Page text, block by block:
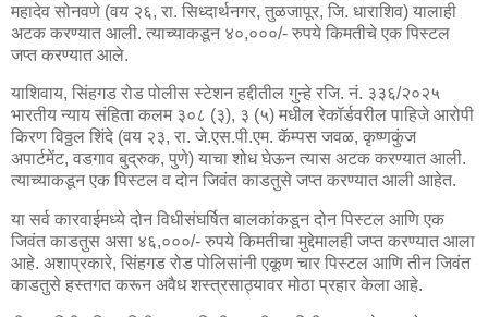
महादेव सोनवणे (वय २६, रा. सिध्दार्थनगर, तुळजापूर, जि. धाराशिव) यालाही
अटक करण्यात आली. त्याच्याकडून ४०,०००/- रुपये किमतीचे एक पिस्टल
जप्त करण्यात आले.
याशिवाय, सिंहगड रोड पोलीस स्टेशन हद्दीतील गुन्हे रजि. नं. ३३६/२०२५
भारतीय न्याय संहिता कलम ३०८ (३), ३ (५) मधील रेकॉर्डवरील पाहिजे आरोपी
किरण विठ्ठल शिंदे (वय २३, रा. जे.एस.पी.एम. कॅम्पस जवळ, कृष्णकुंज
अपार्टमेंट, वडगाव बुद्रुक, पुणे) याचा शोध घेऊन त्यास अटक करण्यात आली.
त्याच्याकडून एक पिस्टल व दोन जिवंत काडतुसे जप्त करण्यात आली आहेत.
या सर्व कारवाईमध्ये दोन विधीसंघर्षित बालकांकडून दोन पिस्टल आणि एक
जिवंत काडतुस असा ४६,०००/- रुपये किमतीचा मुद्देमालही जप्त करण्यात आला
आहे. अशाप्रकारे, सिंहगड रोड पोलिसांनी एकूण चार पिस्टल आणि तीन जिवंत
काडतुसे हस्तगत करून अवैध शस्त्रसाठ्यावर मोठा प्रहार केला आहे.